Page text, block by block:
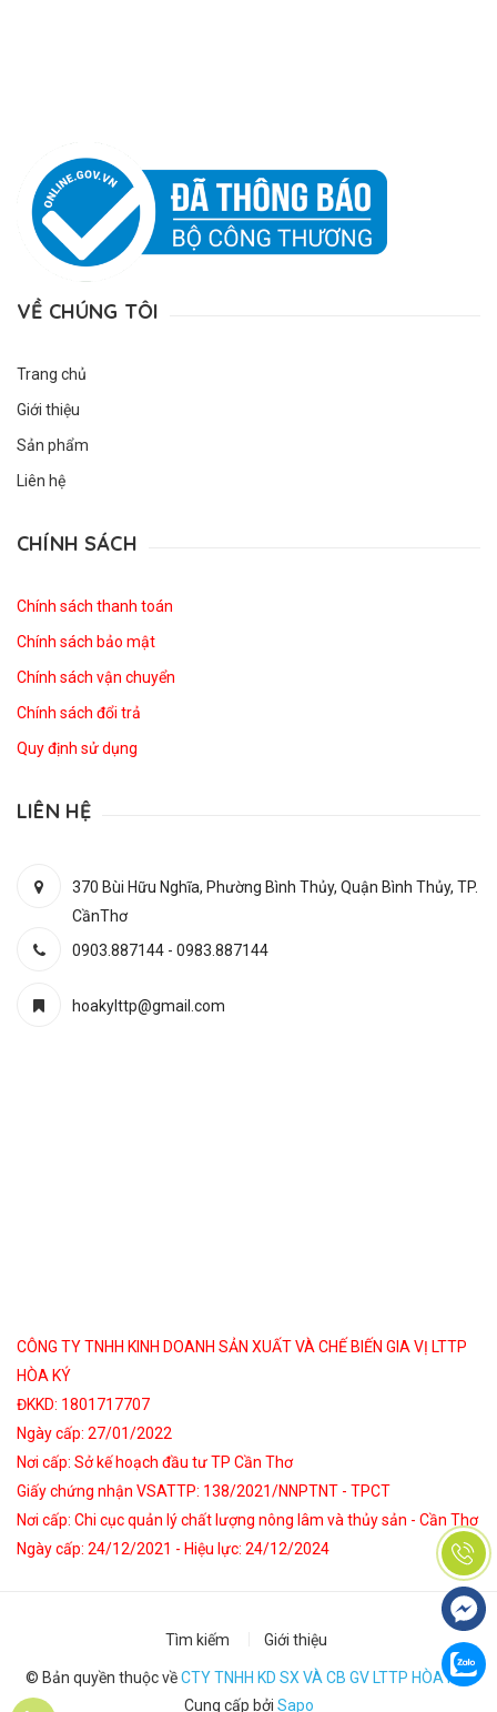
VỀ CHÚNG TÔI
Trang chủ
Giới thiệu
Sản phẩm
Liên hệ
CHÍNH SÁCH
Chính sách thanh toán
Chính sách bảo mật
Chính sách vận chuyển
Chính sách đổi trả
Quy định sử dụng
LIÊN HỆ
370 Bùi Hữu Nghĩa, Phường Bình Thủy, Quận Bình Thủy, TP.
CầnThơ
0903.887144 - 0983.887144
hoakylttp@gmail.com
CÔNG TY TNHH KINH DOANH SẢN XUẤT VÀ CHẾ BIẾN GIA VỊ LTTP
HÒA KÝ
ĐKKD: 1801717707
Ngày cấp: 27/01/2022
Nơi cấp: Sở kế hoạch đầu tư TP Cần Thơ
Giấy chứng nhận VSATTP: 138/2021/NNPTNT - TPCT
Nơi cấp: Chi cục quản lý chất lượng nông lâm và thủy sản - Cần Thơ
Ngày cấp: 24/12/2021 - Hiệu lực: 24/12/2024
Tìm kiếm Giới thiệu
© Bản quyền thuộc vềCTY TNHH KD SX VÀ CB GV LTTP HÒA KÝ|
Cung cấp bởi Sapo